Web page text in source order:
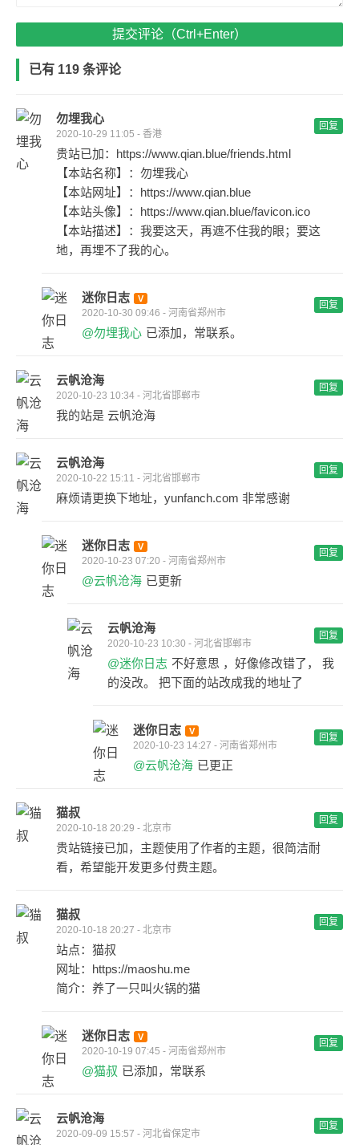
提交评论（Ctrl+Enter）
已有 119 条评论
勿埋我心
2020-10-29 11:05 - 香港
回复
贵站已加：https://www.qian.blue/friends.html
【本站名称】：勿埋我心
【本站网址】：https://www.qian.blue
【本站头像】：https://www.qian.blue/favicon.ico
【本站描述】：我要这天，再遮不住我的眼；要这
地，再埋不了我的心。
迷你日志
2020-10-30 09:46 - 河南省郑州市
回复
@勿埋我心 已添加，常联系。
云帆沧海
2020-10-23 10:34 - 河北省邯郸市
回复
我的站是 云帆沧海
云帆沧海
2020-10-22 15:11 - 河北省邯郸市
回复
麻烦请更换下地址，yunfanch.com 非常感谢
迷你日志
2020-10-23 07:20 - 河南省郑州市
回复
@云帆沧海 已更新
云帆沧海
2020-10-23 10:30 - 河北省邯郸市
回复
@迷你日志 不好意思 ，好像修改错了， 我
的没改。 把下面的站改成我的地址了
迷你日志
2020-10-23 14:27 - 河南省郑州市
回复
@云帆沧海 已更正
猫叔
2020-10-18 20:29 - 北京市
回复
贵站链接已加，主题使用了作者的主题，很简洁耐
看，希望能开发更多付费主题。
猫叔
2020-10-18 20:27 - 北京市
回复
站点：猫叔
网址：https://maoshu.me
简介：养了一只叫火锅的猫
迷你日志
2020-10-19 07:45 - 河南省郑州市
回复
@猫叔 已添加，常联系
云帆沧海
2020-09-09 15:57 - 河北省保定市
回复